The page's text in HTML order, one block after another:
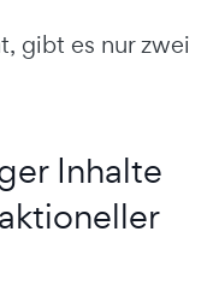
gibt es nur zwei
Inhalte